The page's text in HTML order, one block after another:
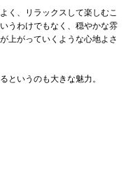
く、リラックスして楽しむこ
うわけでもなく、穏やかな雰
上がっていくような心地よさ
というのも大きな魅力。